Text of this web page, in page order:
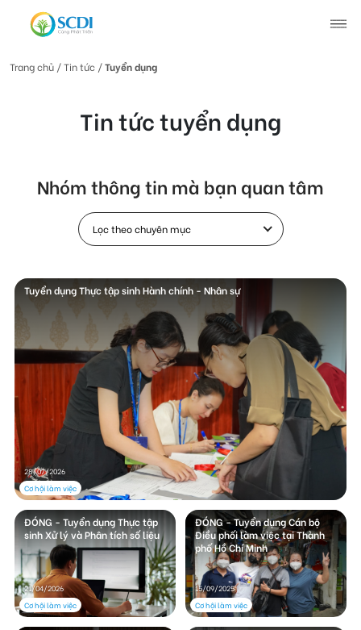
Tin tức
Tin tức chung
Câu chuyện thay đổi
Tuyển dụng
Tài liệu
Liên hệ
TRUNG TÂM HỖ TRỢ SÁNG KIẾN PHÁT TRIỂN CỘNG ĐỒNG
Số 9, ngõ 165/30 Thái Hà, phường Đống Đa, thành phố Hà Nội, Việt Nam
Điện thoại: +84-24-3572 0689
Fax: +84-24-3572 0689
Email: scdi@scdi.org.vn
Trang chủ / Tin tức /Tuyển dụng
Tin tức tuyển dụng
Nhóm thông tin mà bạn quan tâm
Lọc theo chuyên mục
Tuyển dụng Thực tập sinh Hành chính - Nhân sự
28/07/2026
Cơ hội làm việc
ĐÓNG - Tuyển dụng Thực tập
sinh Xử lý và Phân tích số liệu
21/04/2026
Cơ hội làm việc
ĐÓNG - Tuyển dụng Cán bộ
Điều phối làm việc tại Thành
phố Hồ Chí Minh
15/09/2025
Cơ hội làm việc